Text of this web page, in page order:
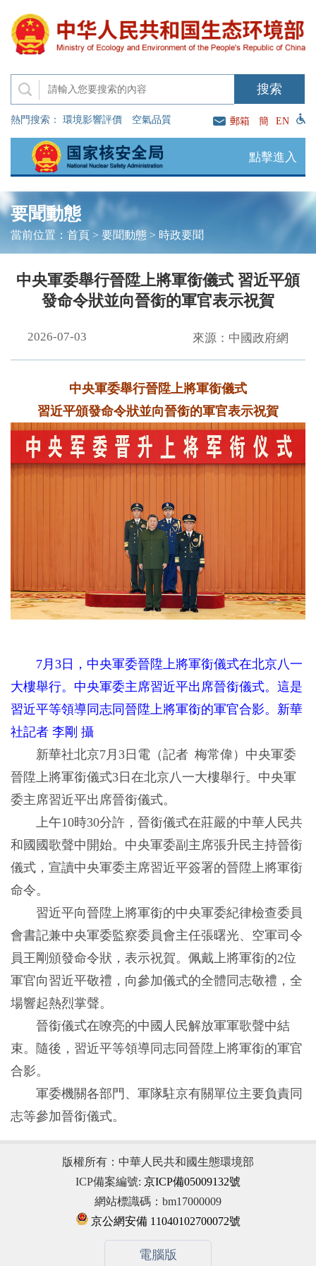
熱門搜索： 環境影響評價 空氣品質 郵箱 簡 EN
點擊進入
要聞動態
當前位置： 首頁> 要聞動態> 時政要聞
中央軍委舉行晉陞上將軍銜儀式 習近平頒
發命令狀並向晉銜的軍官表示祝賀
2026-07-03 來源：中國政府網
中央軍委舉行晉陞上將軍銜儀式
習近平頒發命令狀並向晉銜的軍官表示祝賀
7月3日，中央軍委晉陞上將軍銜儀式在北京八一
大樓舉行。中央軍委主席習近平出席晉銜儀式。這是
習近平等領導同志同晉陞上將軍銜的軍官合影。新華
社記者 李剛 攝
新華社北京7月3日電（記者 梅常偉）中央軍委
晉陞上將軍銜儀式3日在北京八一大樓舉行。中央軍
委主席習近平出席晉銜儀式。
上午10時30分許，晉銜儀式在莊嚴的中華人民共
和國國歌聲中開始。中央軍委副主席張升民主持晉銜
儀式，宣讀中央軍委主席習近平簽署的晉陞上將軍銜
命令。
習近平向晉陞上將軍銜的中央軍委紀律檢查委員
會書記兼中央軍委監察委員會主任張曙光、空軍司令
員王剛頒發命令狀，表示祝賀。佩戴上將軍銜的2位
軍官向習近平敬禮，向參加儀式的全體同志敬禮，全
場響起熱烈掌聲。
晉銜儀式在嘹亮的中國人民解放軍軍歌聲中結
束。隨後，習近平等領導同志同晉陞上將軍銜的軍官
合影。
軍委機關各部門、軍隊駐京有關單位主要負責同
志等參加晉銜儀式。
版權所有：中華人民共和國生態環境部
ICP備案編號: 京ICP備05009132號
網站標識碼：bm17000009
京公網安備 11040102700072號
電腦版